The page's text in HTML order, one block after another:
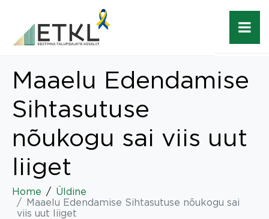
Maaelu Edendamise
Sihtasutuse
nõukogu sai viis uut
liiget
Home
Üldine
Maaelu Edendamise Sihtasutuse nõukogu sai
viis uut liiget